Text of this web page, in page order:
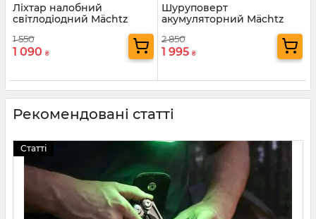
Ліхтар налобний
світлодіодний Mächtz
1 550
1 090 ₴
Шуруповерт
акумуляторний Mächtz
2 850
1 995 ₴
Рекомендовані статті
Статті